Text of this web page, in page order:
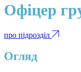
Офіцер
про підрозділ
Огляд